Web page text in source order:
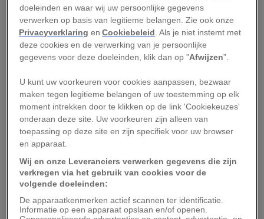
Saturnus,UranusenNeptunus. AlleenMars
geen onderdeel van deze planetaire uitlijning.
‘Mars staat op dit moment aan de andere kant
van de zon, waardoor hij vanaf de aarde niet te
voorheen werkzaam bij de Rijksuniversiteit
Groningen en nu actief als freelance
wetenschapscommunicator onder de naam
Astrochemist Veronica.
De sterrenkundige vertelt dat het vrij zeldzaam
is dat je zo veel planeten op een rij naast elkaar
kunt zien aan de nachthemel. ‘Jupiter en
Saturnus zien we vaker naast elkaar, omdat die
doeleinden en waar wij uw persoonlijke gegevens
verwerken op basis van legitieme belangen. Zie ook onze
Privacyverklaring enCookiebeleid . Als je niet instemt met
deze cookies en de verwerking van je persoonlijke
gegevens voor deze doeleinden, klik dan op "Afwijzen”.
U kunt uw voorkeuren voor cookies aanpassen, bezwaar
maken tegen legitieme belangen of uw toestemming op elk
moment intrekken door te klikken op de link 'Cookiekeuzes'
onderaan deze site. Uw voorkeuren zijn alleen van
toepassing op deze site en zijn specifiek voor uw browser
en apparaat.
Wij en onze Leveranciers verwerken gegevens die zijn
verkregen via het gebruik van cookies voor de
volgende doeleinden:
De apparaatkenmerken actief scannen ter identificatie.
Informatie op een apparaat opslaan en/of openen.